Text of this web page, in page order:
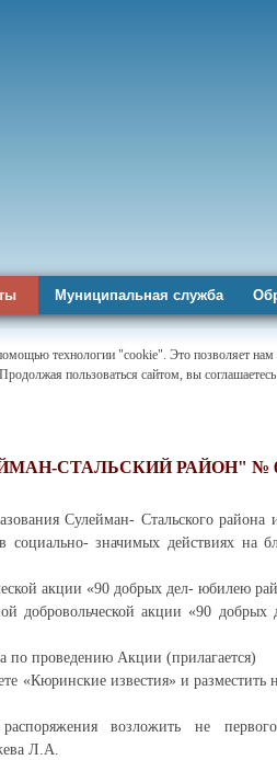
Муниципальная служба
технологии "cookie". Это позволяет нам
пользоваться сайтом, вы
СТАЛЬСКИЙ РАЙОН" №
Сулейман- Стальского района
социально- значимых действиях на
акции «90 добрых дел- юбилею
добровольческой акции «90 добрых
по проведению Акции (прилагается)
«Кюринские известия» и разместить
возложить не первого
Л.А.